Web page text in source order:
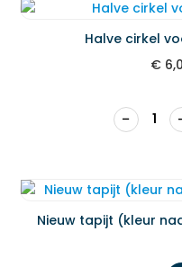
Halve cirkel
€
−
Nieuw tapijt (kleur